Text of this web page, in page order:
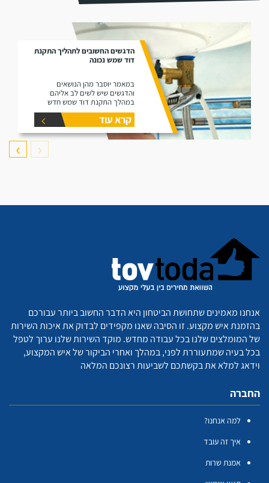
הדגשים החשובים לתהליך התקנת
דוד שמש נכונה
במאמר יוסבר מהן הנושאים
והדגשים שיש לשים לב אליהם
במהלך התקנת דוד שמש חדש
קרא עוד
❮
❯
אנחנו מאמינים שתחושת הביטחון היא הדבר החשוב ביותר עבורכם
בהזמנת איש מקצוע. זו הסיבה שאנו מקפידים לבדוק את איכות השירות
של המומלצים שלנו בכל עבודה מחדש. מוקד השירות שלנו ערוך לטפל
בכל בעיה שמתעוררת לפני, במהלך ואחרי הביקור של איש המקצוע,
וידאג למלא את בקשתכם לשביעות רצונכם המלאה
החברה
למה אנחנו?
איך זה עובד
אמנת שרות